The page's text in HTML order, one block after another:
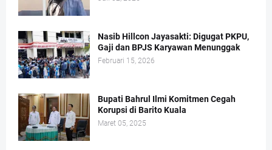
Nasib Hillcon Jayasakti: Digugat PKPU,
Gaji dan BPJS Karyawan Menunggak
Februari 15, 2026
Bupati Bahrul Ilmi Komitmen Cegah
Korupsi di Barito Kuala
Maret 05, 2025